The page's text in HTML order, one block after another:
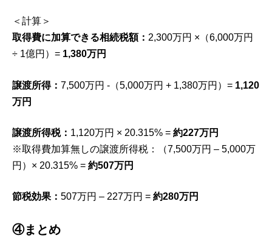
＜計算＞
取得費に加算できる相続税額： 2,300万円 ×（6,000万円
÷ 1億円）= 1,380万円
譲渡所得： 7,500万円 -（5,000万円 + 1,380万円）= 1,120
万円
譲渡所得税： 1,120万円 × 20.315% = 約227万円
※取得費加算無しの譲渡所得税：（7,500万円 – 5,000万
円）× 20.315% = 約507万円
節税効果： 507万円 – 227万円 = 約280万円
④まとめ